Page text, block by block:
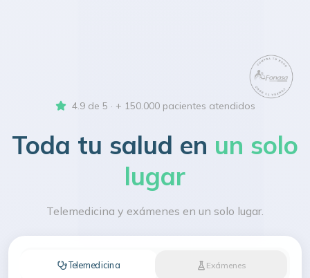
4.9 de 5 · + 150.000 pacientes atendidos
Toda tu salud en un solo
lugar
Telemedicina y exámenes en un solo lugar.
Telemedicina Exámenes